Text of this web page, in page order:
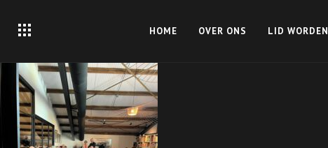
HOME OVER ONS LID WORDEN